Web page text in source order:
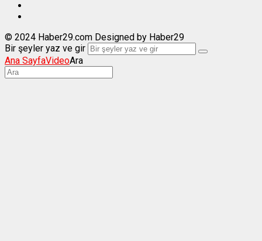
© 2024 Haber29.com Designed by Haber29
Bir şeyler yaz ve gir
Ana SayfaVideoAra